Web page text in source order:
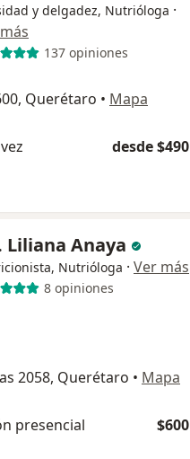
y delgadez, Nutrióloga ·
137 opiniones
Querétaro • Mapa
desde $490
Liliana Anaya
Nutrióloga · Ver más
8 opiniones
2058, Querétaro • Mapa
presencial $600